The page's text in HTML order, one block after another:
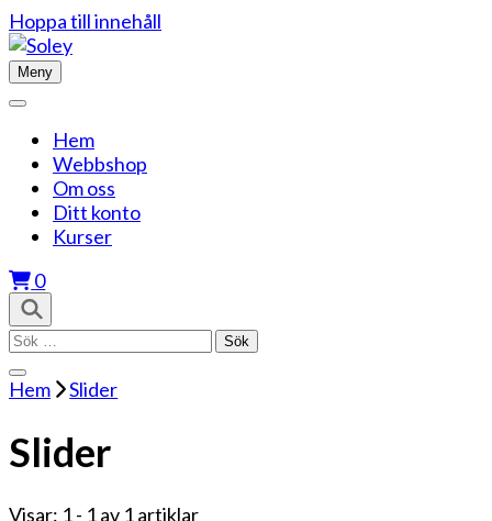
Hoppa till innehåll
Meny
Hem
Webbshop
Om oss
Ditt konto
Kurser
0
Sök
Hem
Slider
Slider
Visar: 1 - 1 av 1 artiklar